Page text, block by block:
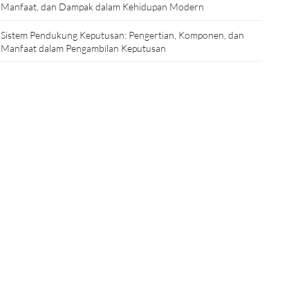
Manfaat, dan Dampak dalam Kehidupan Modern
Sistem Pendukung Keputusan: Pengertian, Komponen, dan
Manfaat dalam Pengambilan Keputusan